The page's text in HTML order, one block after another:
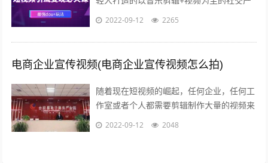
品，迎合年轻群体碎片化的观看需求，满足
2022-09-12 2265
电商企业宣传视频(电商企业宣传视频怎么拍)
随着现在短视频的崛起，任何企业，任何工
作室或者个人都需要剪辑制作大量的视频来
包装品牌，发抖音，发朋友圈，发淘宝等自
2022-09-12 2048